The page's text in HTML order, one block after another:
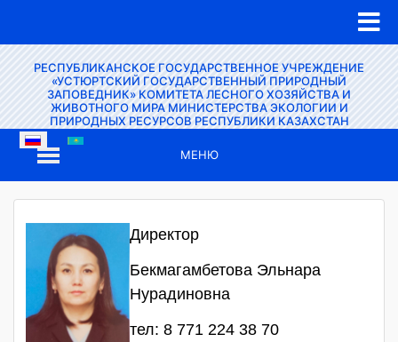
РЕСПУБЛИКАНСКОЕ ГОСУДАРСТВЕННОЕ УЧРЕЖДЕНИЕ
«УСТЮРТСКИЙ ГОСУДАРСТВЕННЫЙ ПРИРОДНЫЙ
ЗАПОВЕДНИК» КОМИТЕТА ЛЕСНОГО ХОЗЯЙСТВА И
ЖИВОТНОГО МИРА МИНИСТЕРСТВА ЭКОЛОГИИ И
ПРИРОДНЫХ РЕСУРСОВ РЕСПУБЛИКИ КАЗАХСТАН
МЕНЮ
Директор
Бекмагамбетова Эльнара
Нурадиновна
тел: 8 771 224 38 70